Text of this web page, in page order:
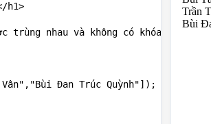
h1>
trùng nhau và không có khóa
Đan Trúc Quỳnh"]);